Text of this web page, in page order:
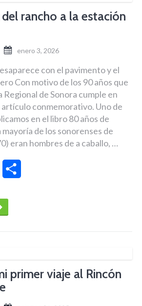
del rancho a la estación
enero 3, 2026
con el pavimento y el
Con motivo de los 90 años que
Regional de Sonora cumple en
artículo conmemorativo. Uno de
en el libro 80 años de
mayoría de los sonorenses de
eran hombres de a caballo, …
WhatsApp
primer viaje al Rincón